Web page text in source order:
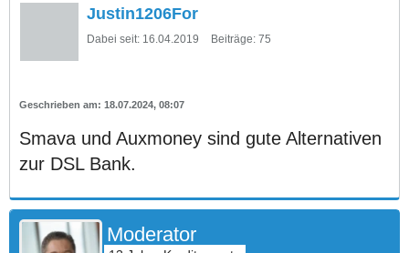
Justin1206For
Dabei seit: 16.04.2019 Beiträge: 75
18.07.2024, 08:07
Smava und Auxmoney sind gute Alternativen
zur DSL Bank.
Moderator